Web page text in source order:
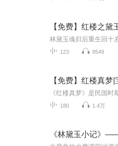
【免费】红楼之
123 8549
【免费】红楼真梦
180 1.4万
《林黛玉小记》